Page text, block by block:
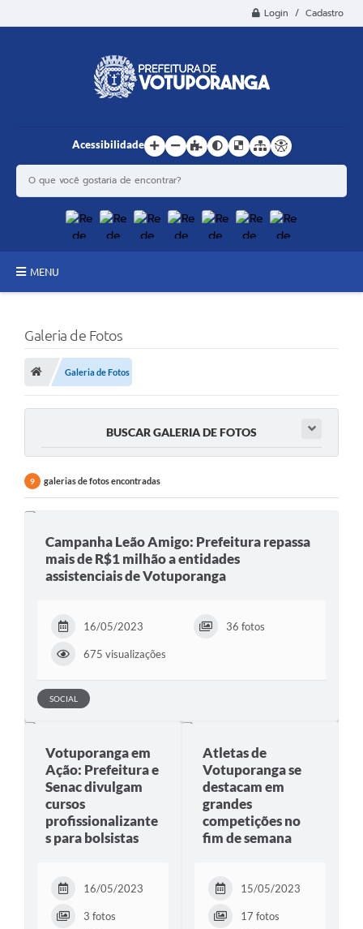
Login / Cadastro
Acessibilidade
MENU
Estrutura
A História
Diário Oficial
Conselhos Municipais
Arquivos para Download
Ouvidoria
Contas Públicas
Legislação
Perguntas Frequentes
Transparência
Audiências Públicas
Telefones Úteis
Galeria de Fotos
Galeria de Fotos
BUSCAR GALERIA DE FOTOS
9 galerias de fotos encontradas
Campanha Leão Amigo: Prefeitura repassa
mais de R$1 milhão a entidades
assistenciais de Votuporanga
16/05/2023 36 fotos
675 visualizações
SOCIAL
Votuporanga em
Ação: Prefeitura e
Senac divulgam
cursos
profissionalizante
s para bolsistas
16/05/2023
3 fotos
Atletas de
Votuporanga se
destacam em
grandes
competições no
fim de semana
15/05/2023
17 fotos